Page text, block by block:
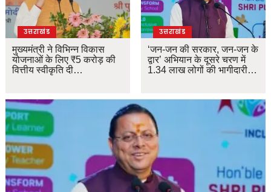
उत्तराखंड
मुख्यमंत्री ने विभिन्न विकास
योजनाओं के लिए ₹5 करोड़ की
वित्तीय स्वीकृति दी…
उत्तराखंड
‘जन-जन की सरकार, जन-जन के
द्वार’ अभियान के दूसरे चरण में
1.34 लाख लोगों की भागीदारी…